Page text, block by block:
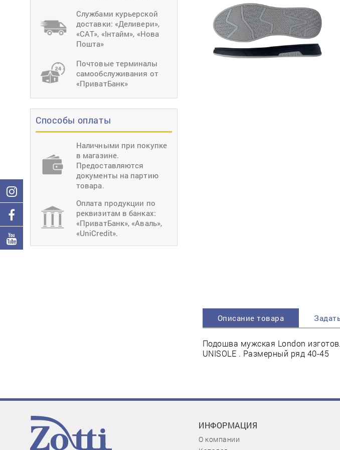
оборудование
Загибка деталей
Вставка фурнитуры
Ерошка подошвы
пучковой
Увлажнение
Затяжка
части
Доводка
Службами курьерской
доставки: «Деливери»,
«САТ», «Інтайм», «Нова
Пошта»
Почтовые терминалы
самообслуживания от
«ПриватБанк»
Способы оплаты
Наличными при покупке
в магазине.
Предоставляются
документы на партию
товара.
Оплата продукции по
реквизитам в банках:
«ПриватБанк», «Аваль»,
«UniCredit».
Описание товара
Подошва мужская London
UNISOLE . Размерный ряд 40-45
ИНФОРМАЦИЯ
О компании